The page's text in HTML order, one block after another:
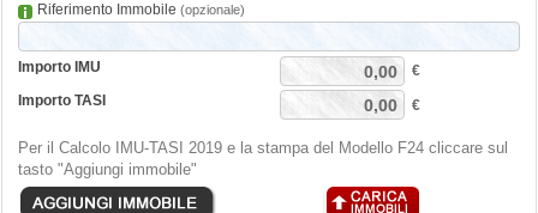
Riferimento Immobile(opzionale)
Importo IMU
€
Importo TASI
€
Per il Calcolo IMU-TASI 2019 e la stampa del Modello F24 cliccare sul
tasto "Aggiungi immobile"